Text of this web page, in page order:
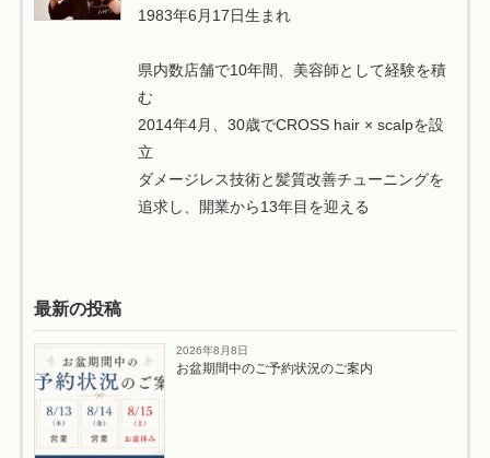
1983年6月17日生まれ
県内数店舗で10年間、美容師として経験を積
む
2014年4月、30歳でCROSS hair × scalpを設
立
ダメージレス技術と髪質改善チューニングを
追求し、開業から13年目を迎える
最新の投稿
2026年8月8日
お盆期間中のご予約状況のご案内